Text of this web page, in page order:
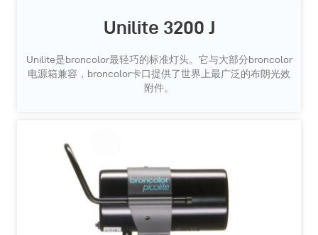
Unilite 3200 J
Unilite是broncolor最轻巧的标准灯头。它与大部分broncolor
电源箱兼容，broncolor卡口提供了世界上最广泛的布朗光效
附件。